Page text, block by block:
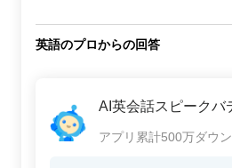
英語のプロからの回答
AI英会話スピークバ
アプリ累計500万ダウン